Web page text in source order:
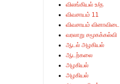
விலங்கியல் உ/த
விவசாயம் 11
விவசாயம் வினாவிடை
வரலாறு சமூகக்கல்வி
ஆடல் அழகியல்
ஆடற்கலை
அழகியல்
அழகியல்